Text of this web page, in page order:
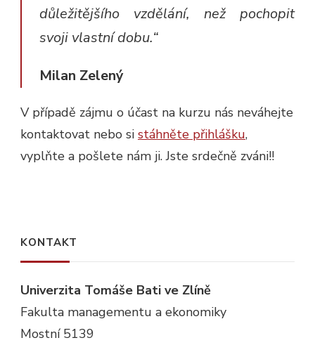
důležitějšího vzdělání, než pochopit
svoji vlastní dobu.“
Milan Zelený
V případě zájmu o účast na kurzu nás neváhejte
kontaktovat nebo si stáhněte přihlášku,
vyplňte a pošlete nám ji. Jste srdečně zváni!!
KONTAKT
Univerzita Tomáše Bati ve Zlíně
Fakulta managementu a ekonomiky
Mostní 5139